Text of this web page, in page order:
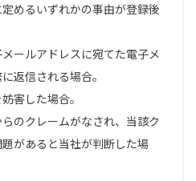
めるいずれかの事由が登録後
ールアドレスに宛てた電子メ
返信される場合。
害した場合。
のクレームがなされ、当該ク
があると当社が判断した場